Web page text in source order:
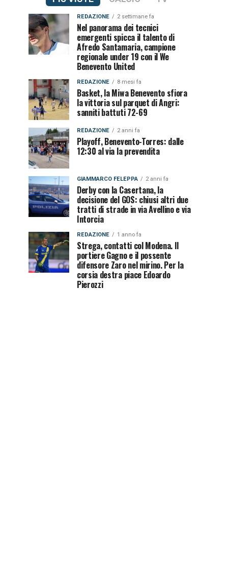
REDAZIONE 2 settimane fa
Nel panorama dei tecnici
emergenti spicca il talento di
Afredo Santamaria, campione
regionale under 19 con il We
Benevento United
REDAZIONE 8 mesi fa
Basket, la Miwa Benevento sfiora
la vittoria sul parquet di Angri:
sanniti battuti 72-69
REDAZIONE 2 anni fa
Playoff, Benevento-Torres: dalle
12:30 al via la prevendita
GIAMMARCO FELEPPA 2 anni fa
Derby con la Casertana, la
decisione del GOS: chiusi altri due
tratti di strade in via Avellino e via
Intorcia
REDAZIONE 1 anno fa
Strega, contatti col Modena. Il
portiere Gagno e il possente
difensore Zaro nel mirino. Per la
corsia destra piace Edoardo
Pierozzi